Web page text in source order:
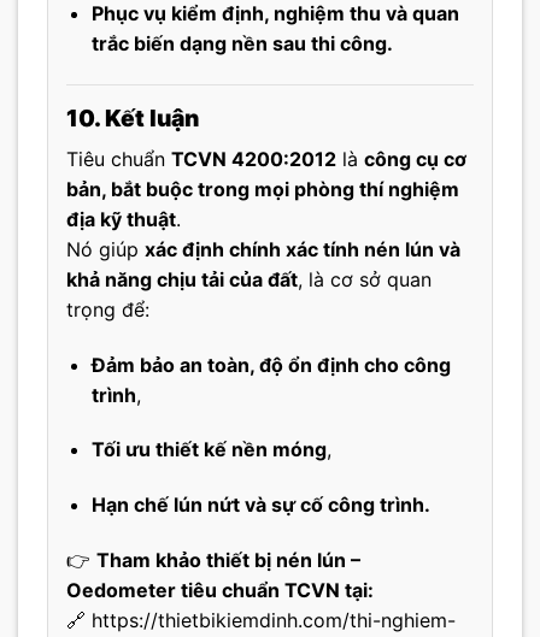
Phục vụ kiểm định, nghiệm thu và quan
trắc biến dạng nền sau thi công.
10. Kết luận
Tiêu chuẩn TCVN 4200:2012 là công cụ cơ
bản, bắt buộc trong mọi phòng thí nghiệm
địa kỹ thuật.
Nó giúp xác định chính xác tính nén lún và
khả năng chịu tải của đất, là cơ sở quan
trọng để:
Đảm bảo an toàn, độ ổn định cho công
trình,
Tối ưu thiết kế nền móng,
Hạn chế lún nứt và sự cố công trình.
👉 Tham khảo thiết bị nén lún –
Oedometer tiêu chuẩn TCVN tại:
🔗 https://thietbikiemdinh.com/thi-nghiem-